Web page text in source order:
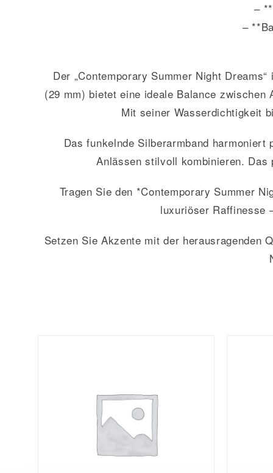
–
–
Der „Contemporary Summer Night
(29 mm) bietet eine ideale Balance
Mit seiner Wasserdichtigkeit
Das funkelnde Silberarmband
Anlässen stilvoll kombinieren.
Tragen Sie den *Contemporary Summer
luxuriöser Raffinesse
Setzen Sie Akzente mit der herausragenden